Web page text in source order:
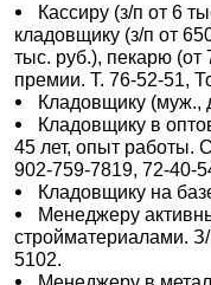
Кассиру (з/п от 6
кладовщику (з/п от
тыс. руб.), пекарю (от
премии. Т. 76-52-51,
Кладовщику (муж.,
Кладовщику в
45 лет, опыт работы.
902-759-7819, 72-40-
Кладовщику на
Менеджеру
стройматериалами.
5102.